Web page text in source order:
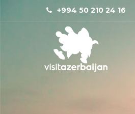
+994 50 210 24 16